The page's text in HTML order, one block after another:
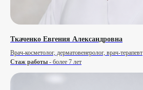
Ткаченко Евгения Александровна
Врач-косметолог, дерматовенеролог, врач-терапевт
Стаж работы - более 7 лет